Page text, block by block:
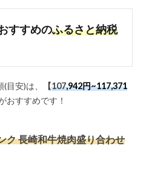
すすめのふるさと納税
目安)は、 【107,942円~117,371
おすすめです！
ク 長崎和牛焼肉盛り合わせ